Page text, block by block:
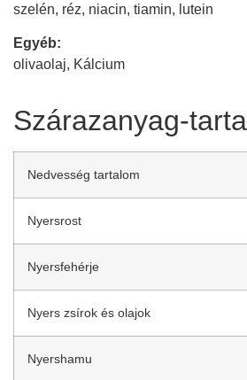
szelén, réz, niacin, tiamin, lutein
Egyéb:
olivaolaj, Kálcium
Szárazanyag-
Nedvesség tartalom
Nyersrost
Nyersfehérje
Nyers zsírok és olajok
Nyershamu